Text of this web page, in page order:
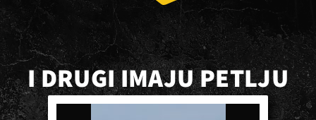
I DRUGI IMAJU PETLJU